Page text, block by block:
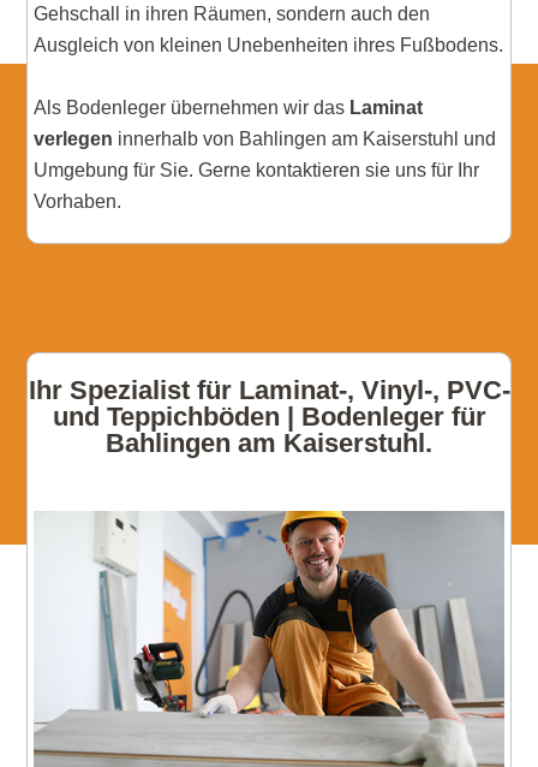
Gehschall in ihren Räumen, sondern auch den
Ausgleich von kleinen Unebenheiten ihres Fußbodens.
Als Bodenleger übernehmen wir das Laminat
verlegen innerhalb von Bahlingen am Kaiserstuhl und
Umgebung für Sie. Gerne kontaktieren sie uns für Ihr
Vorhaben.
Ihr Spezialist für Laminat-, Vinyl-, PVC-
und Teppichböden | Bodenleger für
Bahlingen am Kaiserstuhl.